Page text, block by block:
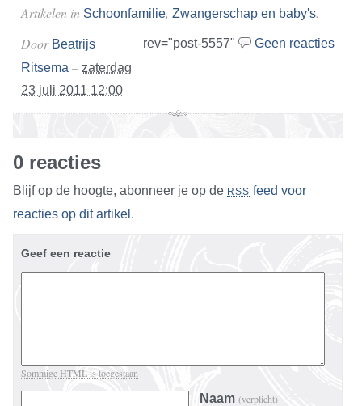
Artikelen in Schoonfamilie, Zwangerschap en baby's.
rev="post-5557" Geen reacties
Door Beatrijs
Ritsema – zaterdag
23 juli 2011 12:00
0 reacties
Blijf op de hoogte, abonneer je op de RSS feed voor
reacties op dit artikel .
Geef een reactie
Sommige HTML is toegestaan
Naam (verplicht)